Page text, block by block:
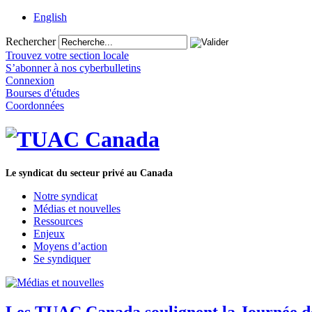
English
Rechercher
Trouvez votre section locale
S’abonner à nos cyberbulletins
Connexion
Bourses d'études
Coordonnées
Le syndicat du secteur privé au Canada
Notre syndicat
Médias et nouvelles
Ressources
Enjeux
Moyens d’action
Se syndiquer